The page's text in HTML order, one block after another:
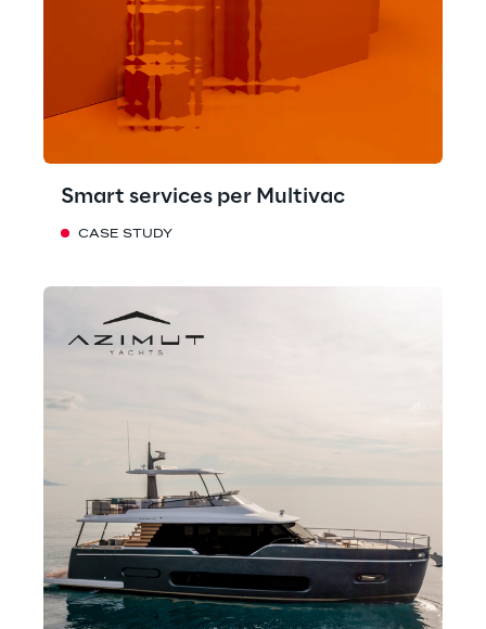
Smart services per Multivac
CASE STUDY